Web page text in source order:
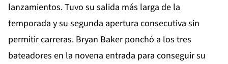
lanzamientos. Tuvo su salida más larga de la
temporada y su segunda apertura consecutiva sin
permitir carreras. Bryan Baker ponchó a los tres
bateadores en la novena entrada para conseguir su